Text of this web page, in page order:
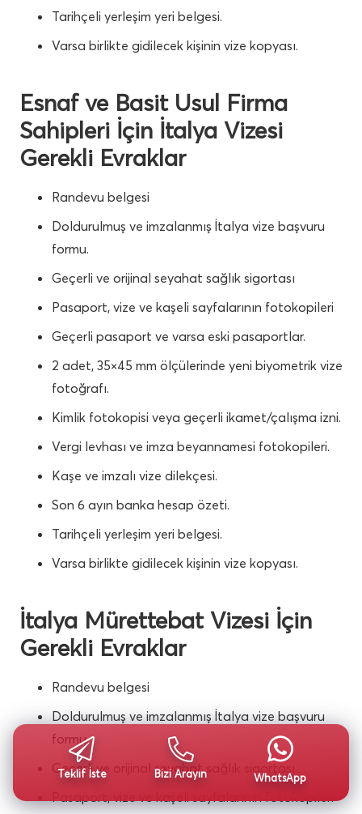
Tarihçeli yerleşim yeri belgesi.
Varsa birlikte gidilecek kişinin vize kopyası.
Esnaf ve Basit Usul Firma
Sahipleri İçin İtalya Vizesi
Gerekli Evraklar
Randevu belgesi
Doldurulmuş ve imzalanmış İtalya vize başvuru
formu.
Geçerli ve orijinal seyahat sağlık sigortası
Pasaport, vize ve kaşeli sayfalarının fotokopileri
Geçerli pasaport ve varsa eski pasaportlar.
2 adet, 35×45 mm ölçülerinde yeni biyometrik vize
fotoğrafı.
Kimlik fotokopisi veya geçerli ikamet/çalışma izni.
Vergi levhası ve imza beyannamesi fotokopileri.
Kaşe ve imzalı vize dilekçesi.
Son 6 ayın banka hesap özeti.
Tarihçeli yerleşim yeri belgesi.
Varsa birlikte gidilecek kişinin vize kopyası.
İtalya Mürettebat Vizesi İçin
Gerekli Evraklar
Randevu belgesi
Doldurulmuş ve imzalanmış İtalya vize başvuru
formu.
Geçerli ve orijinal seyahat sağlık sigortası
Pasaport, vize ve kaşeli sayfalarının fotokopileri
Teklif İste Bizi Arayın WhatsApp